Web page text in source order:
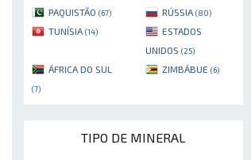
PAQUISTÃO (67) RÚSSIA (80)
TUNÍSIA (14)
ESTADOS
UNIDOS (25)
ÁFRICA DO SUL
(7)
ZIMBÁBUE (6)
TIPO DE MINERAL